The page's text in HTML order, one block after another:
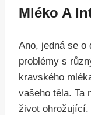
Mléko A
Ano, jedná se o
problémy s
kravského
vašeho těla. Ta
život ohrožující.